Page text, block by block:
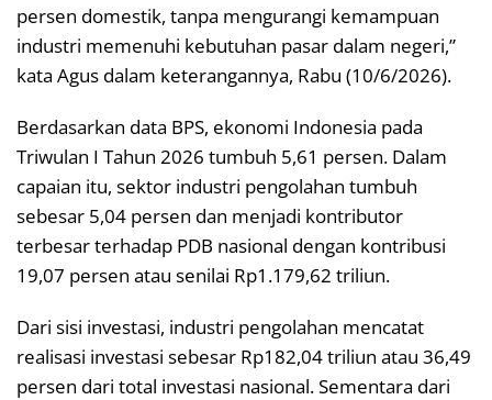
persen domestik, tanpa mengurangi kemampuan
industri memenuhi kebutuhan pasar dalam negeri,”
kata Agus dalam keterangannya, Rabu (10/6/2026).
Berdasarkan data BPS, ekonomi Indonesia pada
Triwulan I Tahun 2026 tumbuh 5,61 persen. Dalam
capaian itu, sektor industri pengolahan tumbuh
sebesar 5,04 persen dan menjadi kontributor
terbesar terhadap PDB nasional dengan kontribusi
19,07 persen atau senilai Rp1.179,62 triliun.
Dari sisi investasi, industri pengolahan mencatat
realisasi investasi sebesar Rp182,04 triliun atau 36,49
persen dari total investasi nasional. Sementara dari